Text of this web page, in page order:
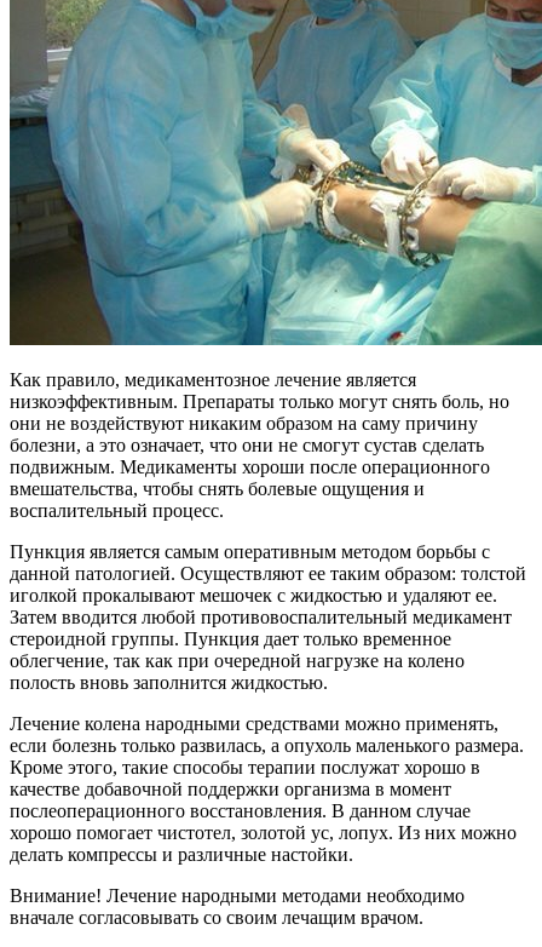
Как правило, медикаментозное лечение является
низкоэффективным. Препараты только могут снять боль, но
они не воздействуют никаким образом на саму причину
болезни, а это означает, что они не смогут сустав сделать
подвижным. Медикаменты хороши после операционного
вмешательства, чтобы снять болевые ощущения и
воспалительный процесс.
Пункция является самым оперативным методом борьбы с
данной патологией. Осуществляют ее таким образом: толстой
иголкой прокалывают мешочек с жидкостью и удаляют ее.
Затем вводится любой противовоспалительный медикамент
стероидной группы. Пункция дает только временное
облегчение, так как при очередной нагрузке на колено
полость вновь заполнится жидкостью.
Лечение колена народными средствами можно применять,
если болезнь только развилась, а опухоль маленького размера.
Кроме этого, такие способы терапии послужат хорошо в
качестве добавочной поддержки организма в момент
послеоперационного восстановления. В данном случае
хорошо помогает чистотел, золотой ус, лопух. Из них можно
делать компрессы и различные настойки.
Внимание! Лечение народными методами необходимо
вначале согласовывать со своим лечащим врачом.